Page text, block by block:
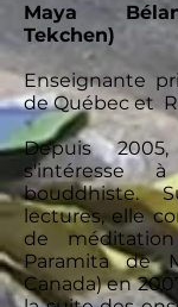
Maya
Tekchen)
Enseignante
de Québec et
Depuis
s'intéresse
bouddhiste.
lectures, elle
de
Paramita de
Canada) en